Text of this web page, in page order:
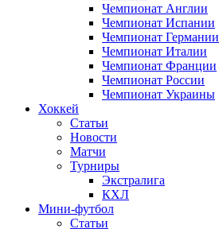
Чемпионат Англии
Чемпионат Испании
Чемпионат Германии
Чемпионат Италии
Чемпионат Франции
Чемпионат России
Чемпионат Украины
Хоккей
Статьи
Новости
Матчи
Турниры
Экстралига
КХЛ
Мини-футбол
Статьи